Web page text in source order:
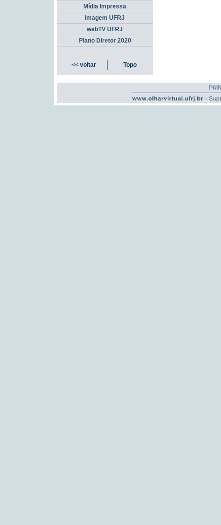
Mídia Impressa
Imagem UFRJ
webTV UFRJ
Plano Diretor 2020
<< voltar Topo